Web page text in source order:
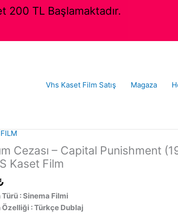
Vhs Kaset Film Satış Magaza
Cezası – Capital Punishment
Kaset Film
Türü : Sinema Filmi
Özelliği : Türkçe Dublaj
200 TL Başlamaktadır.